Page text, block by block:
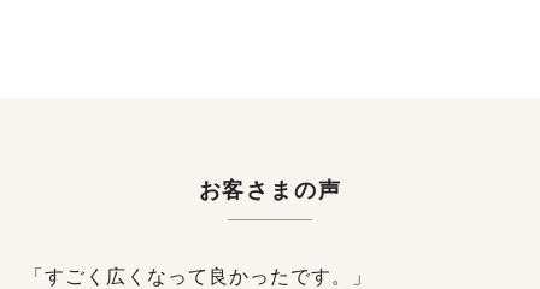
お客さまの声
「すごく広くなって良かったです。」